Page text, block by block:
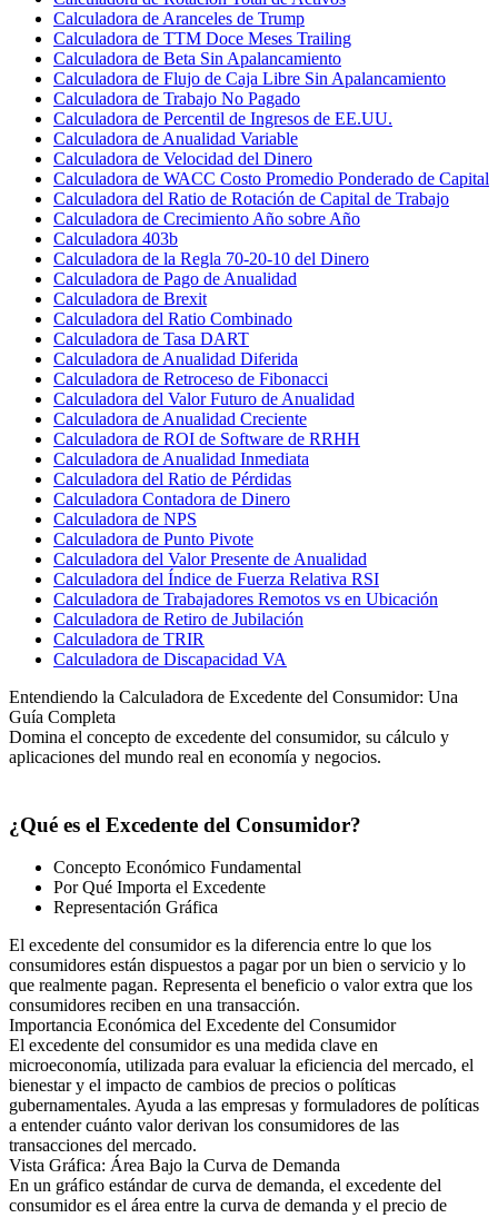
Calculadora de Aranceles de Trump
Calculadora de TTM Doce Meses Trailing
Calculadora de Beta Sin Apalancamiento
Calculadora de Flujo de Caja Libre Sin Apalancamiento
Calculadora de Trabajo No Pagado
Calculadora de Percentil de Ingresos de EE.UU.
Calculadora de Anualidad Variable
Calculadora de Velocidad del Dinero
Calculadora de WACC Costo Promedio Ponderado de Capital
Calculadora del Ratio de Rotación de Capital de Trabajo
Calculadora de Crecimiento Año sobre Año
Calculadora 403b
Calculadora de la Regla 70-20-10 del Dinero
Calculadora de Pago de Anualidad
Calculadora de Brexit
Calculadora del Ratio Combinado
Calculadora de Tasa DART
Calculadora de Anualidad Diferida
Calculadora de Retroceso de Fibonacci
Calculadora del Valor Futuro de Anualidad
Calculadora de Anualidad Creciente
Calculadora de ROI de Software de RRHH
Calculadora de Anualidad Inmediata
Calculadora del Ratio de Pérdidas
Calculadora Contadora de Dinero
Calculadora de NPS
Calculadora de Punto Pivote
Calculadora del Valor Presente de Anualidad
Calculadora del Índice de Fuerza Relativa RSI
Calculadora de Trabajadores Remotos vs en Ubicación
Calculadora de Retiro de Jubilación
Calculadora de TRIR
Calculadora de Discapacidad VA
Entendiendo la Calculadora de Excedente del Consumidor: Una
Guía Completa
Domina el concepto de excedente del consumidor, su cálculo y
aplicaciones del mundo real en economía y negocios.
¿Qué es el Excedente del Consumidor?
Concepto Económico Fundamental
Por Qué Importa el Excedente
Representación Gráfica
El excedente del consumidor es la diferencia entre lo que los
consumidores están dispuestos a pagar por un bien o servicio y lo
que realmente pagan. Representa el beneficio o valor extra que los
consumidores reciben en una transacción.
Importancia Económica del Excedente del Consumidor
El excedente del consumidor es una medida clave en
microeconomía, utilizada para evaluar la eficiencia del mercado, el
bienestar y el impacto de cambios de precios o políticas
gubernamentales. Ayuda a las empresas y formuladores de políticas
a entender cuánto valor derivan los consumidores de las
transacciones del mercado.
Vista Gráfica: Área Bajo la Curva de Demanda
En un gráfico estándar de curva de demanda, el excedente del
consumidor es el área entre la curva de demanda y el precio de